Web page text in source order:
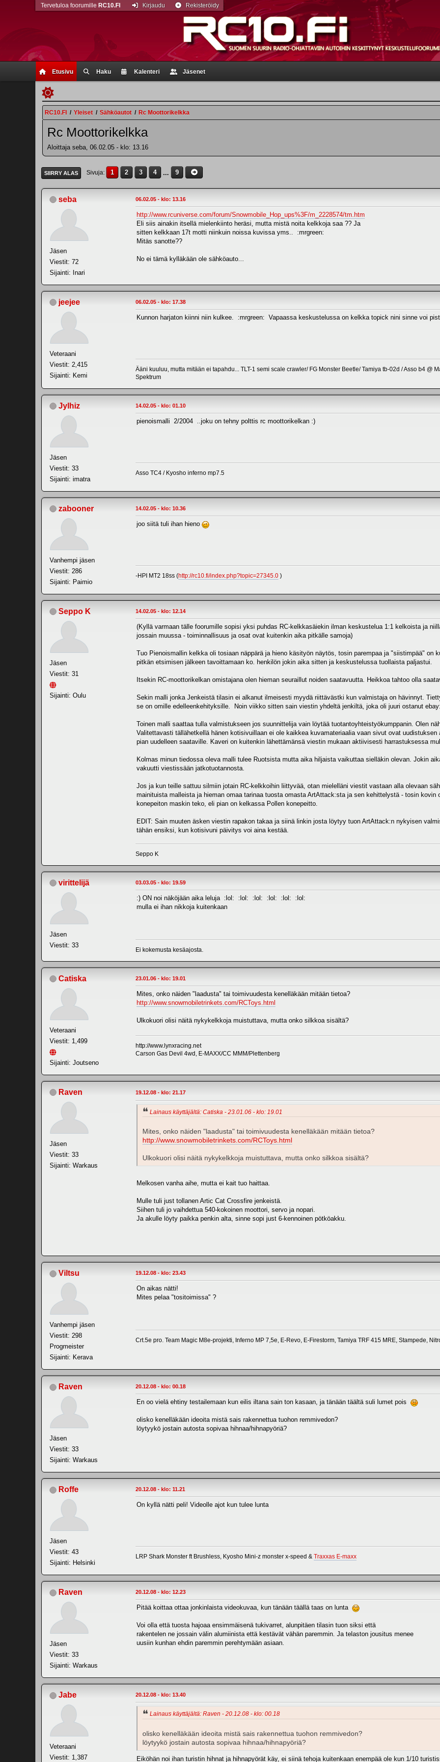
Etusivu Haku Kalenteri Jäsenet
Tervetuloa foorumille RC10.FI Kirjaudu Rekisteröidy
RC10.FI / Yleiset / Sähköautot / Rc Moottorikelkka
Rc Moottorikelkka
Aloittaja seba, 06.02.05 - klo: 13.16
SIIRRY ALAS Sivuja 1 2 3 4 ... 9
seba
Jäsen
Viestit: 72
Sijainti: Inari
06.02.05 - klo: 13.16
http://www.rcuniverse.com/forum/Snowmobile_Hop_ups%3F/m_2228574/tm.htm
Eli siis ainakin itsellä mielenkiinto heräsi, mutta mistä noita kelkkoja saa ?? Ja
sitten kelkkaan 17t motti niinkuin noissa kuvissa yms.. :mrgreen:
Mitäs sanotte??
No ei tämä kylläkään ole sähköauto...
jeejee
Veteraani
Viestit: 2,415
Sijainti: Kemi
06.02.05 - klo: 17.38
Kunnon harjaton kiinni niin kulkee. :mrgreen: Vapaassa keskustelussa on kelkka topick nini sinne voi
Ääni kuuluu, mutta mitään ei tapahdu... TLT-1 semi scale crawler/ FG Monster Beetle/ Tamiya tb-02d / Asso b4 @
Spektrum
Jylhiz
Jäsen
Viestit: 33
Sijainti: imatra
14.02.05 - klo: 01.10
pienoismalli 2/2004 ..joku on tehny polttis rc moottorikelkan :)
Asso TC4 / Kyosho inferno mp7.5
zabooner
Vanhempi jäsen
Viestit: 286
Sijainti: Paimio
14.02.05 - klo: 10.36
joo siitä tuli ihan hieno
-HPI MT2 18ss (http://rc10.fi/index.php?topic=27345.0 )
Seppo K
Jäsen
Viestit: 31
Sijainti: Oulu
14.02.05 - klo: 12.14
(Kyllä varmaan tälle foorumille sopisi yksi puhdas RC-kelkkasäiekin ilman keskustelua 1:1 kelkoista ja
jossain muussa - toiminnallisuus ja osat ovat kuitenkin aika pitkälle samoja)
Tuo Pienoismallin kelkka oli tosiaan näppärä ja hieno käsityön näytös, tosin parempaa ja "siistimpää" on
pitkän etsimisen jälkeen tavoittamaan ko. henkilön jokin aika sitten ja keskustelussa tuollaista paljastui.
Itsekin RC-moottorikelkan omistajana olen hieman seuraillut noiden saatavuutta. Heikkoa tahtoo olla
Sekin malli jonka Jenkeistä tilasin ei alkanut ilmeisesti myydä riittävästki kun valmistaja on hävinnyt.
se on omille edelleenkehityksille. Noin viikko sitten sain viestin yhdeltä jenkiltä, joka oli juuri ostanut
Toinen malli saattaa tulla valmistukseen jos suunnittelija vain löytää tuotantoyhteistyökumppanin. Olen
Valitettavasti tällähetkellä hänen kotisivuillaan ei ole kaikkea kuvamateriaalia vaan sivut ovat
pian uudelleen saataville. Kaveri on kuitenkin lähettämänsä viestin mukaan aktiivisesti harrastuksessa
Kolmas minun tiedossa oleva malli tulee Ruotsista mutta aika hiljaista vaikuttaa sielläkin olevan. Jokin
vakuutti viestissään jatkotuotannosta.
Jos ja kun teille sattuu silmiin jotain RC-kelkkoihin liittyvää, otan mielelläni viestit vastaan alla olevaan
mainituista malleista ja hieman omaa tarinaa tuosta omasta ArtAttack:sta ja sen kehittelystä - tosin kovin
konepeiton maskin teko, eli pian on kelkassa Pollen konepeitto.
EDIT: Sain muuten äsken viestin rapakon takaa ja siinä linkin josta löytyy tuon ArtAttack:n nykyisen
tähän ensiksi, kun kotisivuni päivitys voi aina kestää.
Seppo K
virittelijä
Jäsen
Viestit: 33
03.03.05 - klo: 19.59
:) ON noi näköjään aika leluja :lol: :lol: :lol: :lol: :lol: :lol:
mulla ei ihan nikkoja kuitenkaan
Ei kokemusta kesäajosta.
Catiska
Veteraani
Viestit: 1,499
Sijainti: Joutseno
23.01.06 - klo: 19.01
Mites, onko näiden "laadusta" tai toimivuudesta kenelläkään mitään tietoa?
http://www.snowmobiletrinkets.com/RCToys.html
Ulkokuori olisi näitä nykykelkkoja muistuttava, mutta onko silkkoa sisältä?
http://www.lynxracing.net
Carson Gas Devil 4wd, E-MAXX/CC MMM/Plettenberg
Raven
Jäsen
Viestit: 33
Sijainti: Warkaus
19.12.08 - klo: 21.17
Lainaus käyttäjältä: Catiska - 23.01.06 - klo: 19.01
Mites, onko näiden "laadusta" tai toimivuudesta kenelläkään mitään tietoa?
http://www.snowmobiletrinkets.com/RCToys.html
Ulkokuori olisi näitä nykykelkkoja muistuttava, mutta onko silkkoa sisältä?
Melkosen vanha aihe, mutta ei kait tuo haittaa.
Mulle tuli just tollanen Artic Cat Crossfire jenkeistä.
Siihen tuli jo vaihdettua 540-kokoinen moottori, servo ja nopari.
Ja akulle löyty paikka penkin alta, sinne sopi just 6-kennoinen pötköakku.
Viltsu
Vanhempi jäsen
Viestit: 298
Progmeister
Sijainti: Kerava
19.12.08 - klo: 23.43
On aikas nätti!
Mites pelaa "tositoimissa" ?
Crt.5e pro. Team Magic M8e-projekti, Inferno MP 7,5e, E-Revo, E-Firestorm, Tamiya TRF 415 MRE, Stampede,
Raven
Jäsen
Viestit: 33
Sijainti: Warkaus
20.12.08 - klo: 00.18
En oo vielä ehtiny testailemaan kun eilis iltana sain ton kasaan, ja tänään täältä suli lumet pois
olisko kenelläkään ideoita mistä sais rakennettua tuohon remmivedon?
löytyykö jostain autosta sopivaa hihnaa/hihnapyöriä?
Roffe
Jäsen
Viestit: 43
Sijainti: Helsinki
20.12.08 - klo: 11.21
On kyllä nätti peli! Videolle ajot kun tulee lunta
LRP Shark Monster ft Brushless, Kyosho Mini-z monster x-speed & Traxxas E-maxx
Raven
Jäsen
Viestit: 33
Sijainti: Warkaus
20.12.08 - klo: 12.23
Pitää koittaa ottaa jonkinlaista videokuvaa, kun tänään täällä taas on lunta
Voi olla että tuosta hajoaa ensimmäisenä tukivarret, alunpitäen tilasin tuon siksi että
rakentelen ne jossain välin alumiinista että kestävät vähän paremmin. Ja telaston jousitus menee
uusiin kunhan ehdin paremmin perehtymään asiaan.
Jabe
Veteraani
Viestit: 1,387
20.12.08 - klo: 13.40
Lainaus käyttäjältä: Raven - 20.12.08 - klo: 00.18
olisko kenelläkään ideoita mistä sais rakennettua tuohon remmivedon?
löytyykö jostain autosta sopivaa hihnaa/hihnapyöriä?
Eiköhän noi ihan turistin hihnat ja hihnapyörät käy, ei siinä tehoja kuitenkaan enempää ole kun 1/10